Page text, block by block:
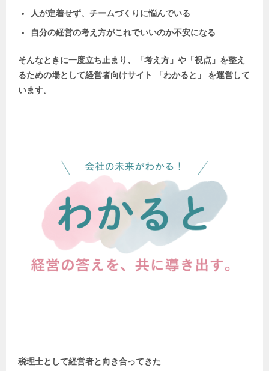
人が定着せず、チームづくりに悩んでいる
自分の経営の考え方がこれでいいのか不安になる
そんなときに一度立ち止まり、「考え方」や「視点」を整え
るための場として経営者向けサイト 「わかると」 を運営して
います。
税理士として経営者と向き合ってきた